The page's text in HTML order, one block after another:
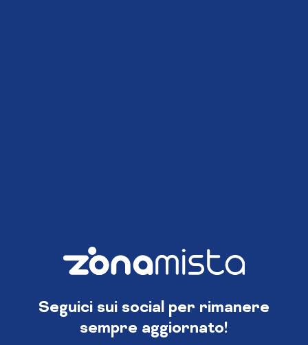
Seguici sui social per rimanere
sempre aggiornato!